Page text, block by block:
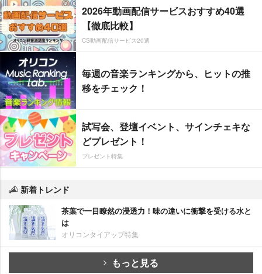
2026年動画配信サービスおすすめ40選
【徹底比較】
CS動画配信サービス20選
毎週の音楽ランキングから、ヒットの推
移をチェック！
試写会、登壇イベント、サインチェキな
どプレゼント！
プレゼント特集
新着トレンド
茶葉で一目瞭然の浸透力！味の違いに衝撃を受ける水と
は
オリコンタイアップ特集
もっと見る